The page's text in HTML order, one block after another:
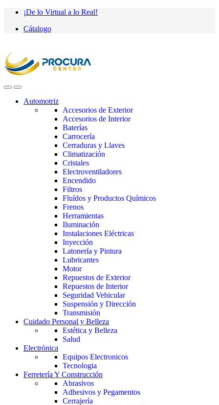
Saltar
navegación
saltar
contenido
¡De lo Virtual a lo Real!
Cátalogo
Automotriz
Accesorios de Exterior
Accesorios de Interior
Baterías
Carrocería
Cerraduras y Llaves
Climatización
Cristales
Electroventiladores
Encendido
Filtros
Fluídos y Productos Químicos
Frenos
Herramientas
Iluminación
Instalaciones Eléctricas
Inyección
Latonería y Pintura
Lubricantes
Motor
Repuestos de Exterior
Repuestos de Interior
Seguridad Vehicular
Suspensión y Dirección
Transmisión
Cuidado Personal y Belleza
Estética y Belleza
Salud
Electrónica
Equipos Electronicos
Tecnologia
Ferretería Y Construcción
Abrasivos
Adhesivos y Pegamentos
Cerrajería